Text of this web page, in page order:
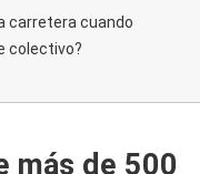
carretera cuando
colectivo?
más de 500